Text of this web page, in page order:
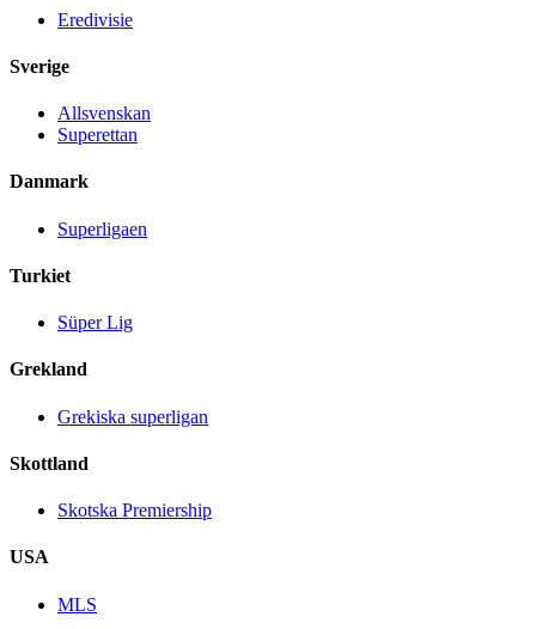
Eredivisie
Sverige
Allsvenskan
Superettan
Danmark
Superligaen
Turkiet
Süper Lig
Grekland
Grekiska superligan
Skottland
Skotska Premiership
USA
MLS